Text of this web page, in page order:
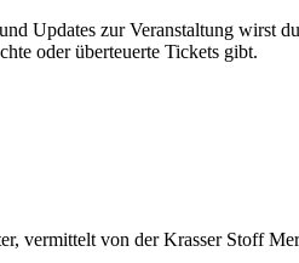
Updates zur Veranstaltung wirst
oder überteuerte Tickets gibt.
vermittelt von der Krasser Stoff